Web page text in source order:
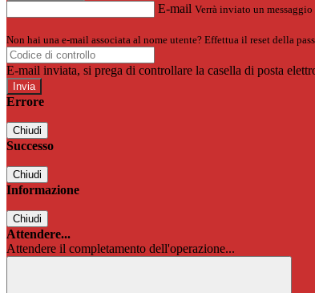
E-mail Verrà inviato un
Non hai una e-mail associata al nome utente? Effettua il reset della
E-mail inviata, si prega di controllare la casella di posta
Errore
Chiudi
Successo
Chiudi
Informazione
Chiudi
Attendere...
Attendere il completamento dell'operazione...